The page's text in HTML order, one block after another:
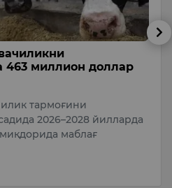
463 миллион доллар
тармоғини
2026–2028 йилларда
маблағ